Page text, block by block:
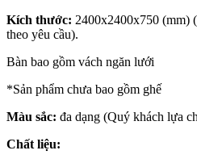
Kích thước: 2400x2400x750 (mm)
theo yêu cầu).
Bàn bao gồm vách ngăn lưới
*Sản phẩm chưa bao gồm ghế
Màu sắc: đa dạng (Quý khách lựa
Chất liệu: